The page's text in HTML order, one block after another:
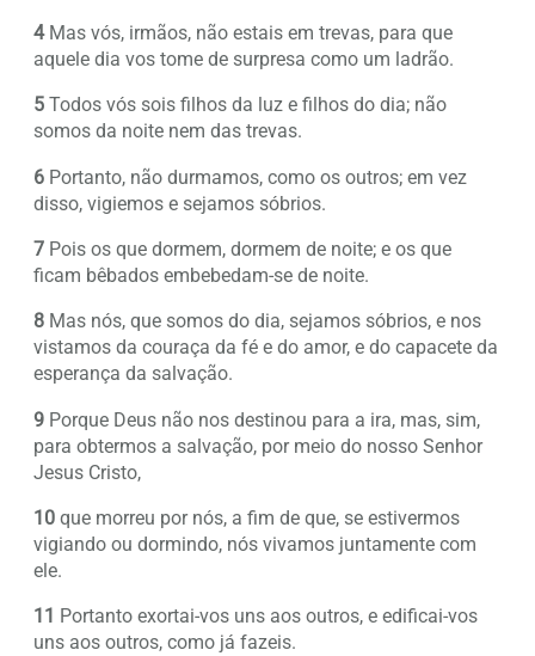
4Mas vós, irmãos, não estais em trevas, para que
aquele dia vos tome de surpresa como um ladrão.
5 Todos vós sois filhos da luz e filhos do dia; não
somos da noite nem das trevas.
6 Portanto, não durmamos, como os outros; em vez
disso, vigiemos e sejamos sóbrios.
7 Pois os que dormem, dormem de noite; e os que
ficam bêbados embebedam-se de noite.
8 Mas nós, que somos do dia, sejamos sóbrios, e nos
vistamos da couraça da fé e do amor, e do capacete da
esperança da salvação.
9 Porque Deus não nos destinou para a ira, mas, sim,
para obtermos a salvação, por meio do nosso Senhor
Jesus Cristo,
10 que morreu por nós, a fim de que, se estivermos
vigiando ou dormindo, nós vivamos juntamente com
ele.
11 Portanto exortai-vos uns aos outros, e edificai-vos
uns aos outros, como já fazeis.